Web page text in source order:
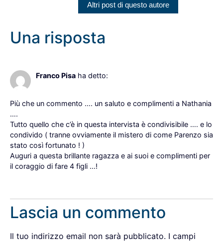
Altri post di questo autore
Una risposta
Franco Pisa ha detto:
Più che un commento …. un saluto e complimenti a Nathania
….
Tutto quello che c’è in questa intervista è condivisibile …. e lo
condivido ( tranne ovviamente il mistero di come Parenzo sia
stato così fortunato ! )
Auguri a questa brillante ragazza e ai suoi e complimenti per
il coraggio di fare 4 figli …!
Lascia un commento
Il tuo indirizzo email non sarà pubblicato. I campi